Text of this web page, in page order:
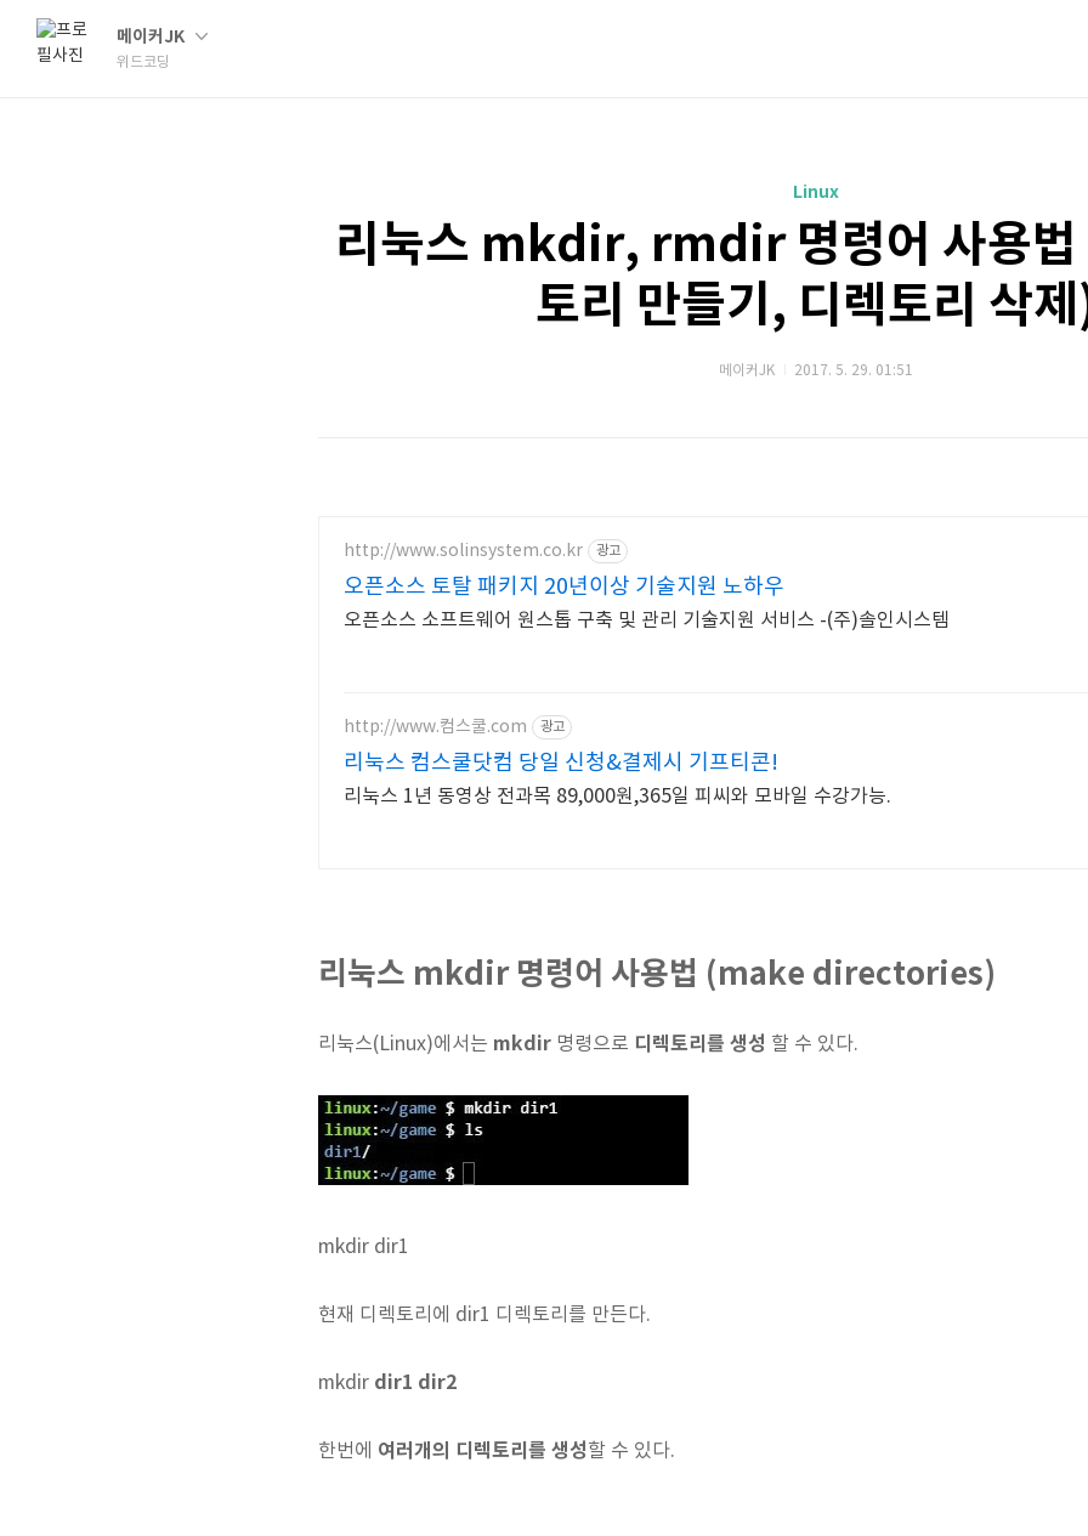
메이커JK
위드코딩
Linux
리눅스 mkdir, rmdir 명령어 사용법
토리 만들기, 디렉토리 삭
메이커JK 2017. 5. 29. 01:51
http://www.solinsystem.co.kr 광고
오픈소스 토탈 패키지 20년이상 기술지원 노하우
오픈소스 소프트웨어 원스톱 구축 및 관리 기술지원 서비스 -(주)솔인시스템
http://www.컴스쿨.com 광고
리눅스 컴스쿨닷컴 당일 신청&결제시 기프티콘!
리눅스 1년 동영상 전과목 89,000원,365일 피씨와 모바일 수강가능.
리눅스 mkdir 명령어 사용법 (make directories)
리눅스(Linux)에서는 mkdir 명령으로 디렉토리를 생성 할 수 있다.
mkdir dir1
현재 디렉토리에 dir1 디렉토리를 만든다.
mkdir dir1 dir2
한번에 여러개의 디렉토리를 생성할 수 있다.